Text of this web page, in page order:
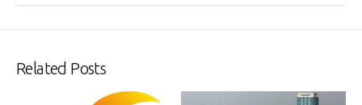
Related Posts